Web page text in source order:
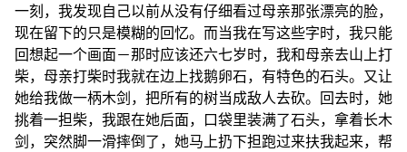
一刻，我发现自己以前从没有仔细看过母亲那张漂亮的脸，
现在留下的只是模糊的回忆。而当我在写这些字时，我只能
回想起一个画面－那时应该还六七岁时，我和母亲去山上打
柴，母亲打柴时我就在边上找鹅卵石，有特色的石头。又让
她给我做一柄木剑，把所有的树当成敌人去砍。回去时，她
挑着一担柴，我跟在她后面，口袋里装满了石头，拿着长木
剑，突然脚一滑摔倒了，她马上扔下担跑过来扶我起来，帮